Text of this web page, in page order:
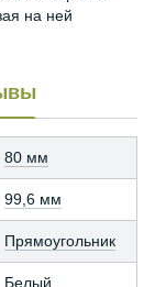
на ней
80 мм
99,6 мм
Прямоугольник
Белый